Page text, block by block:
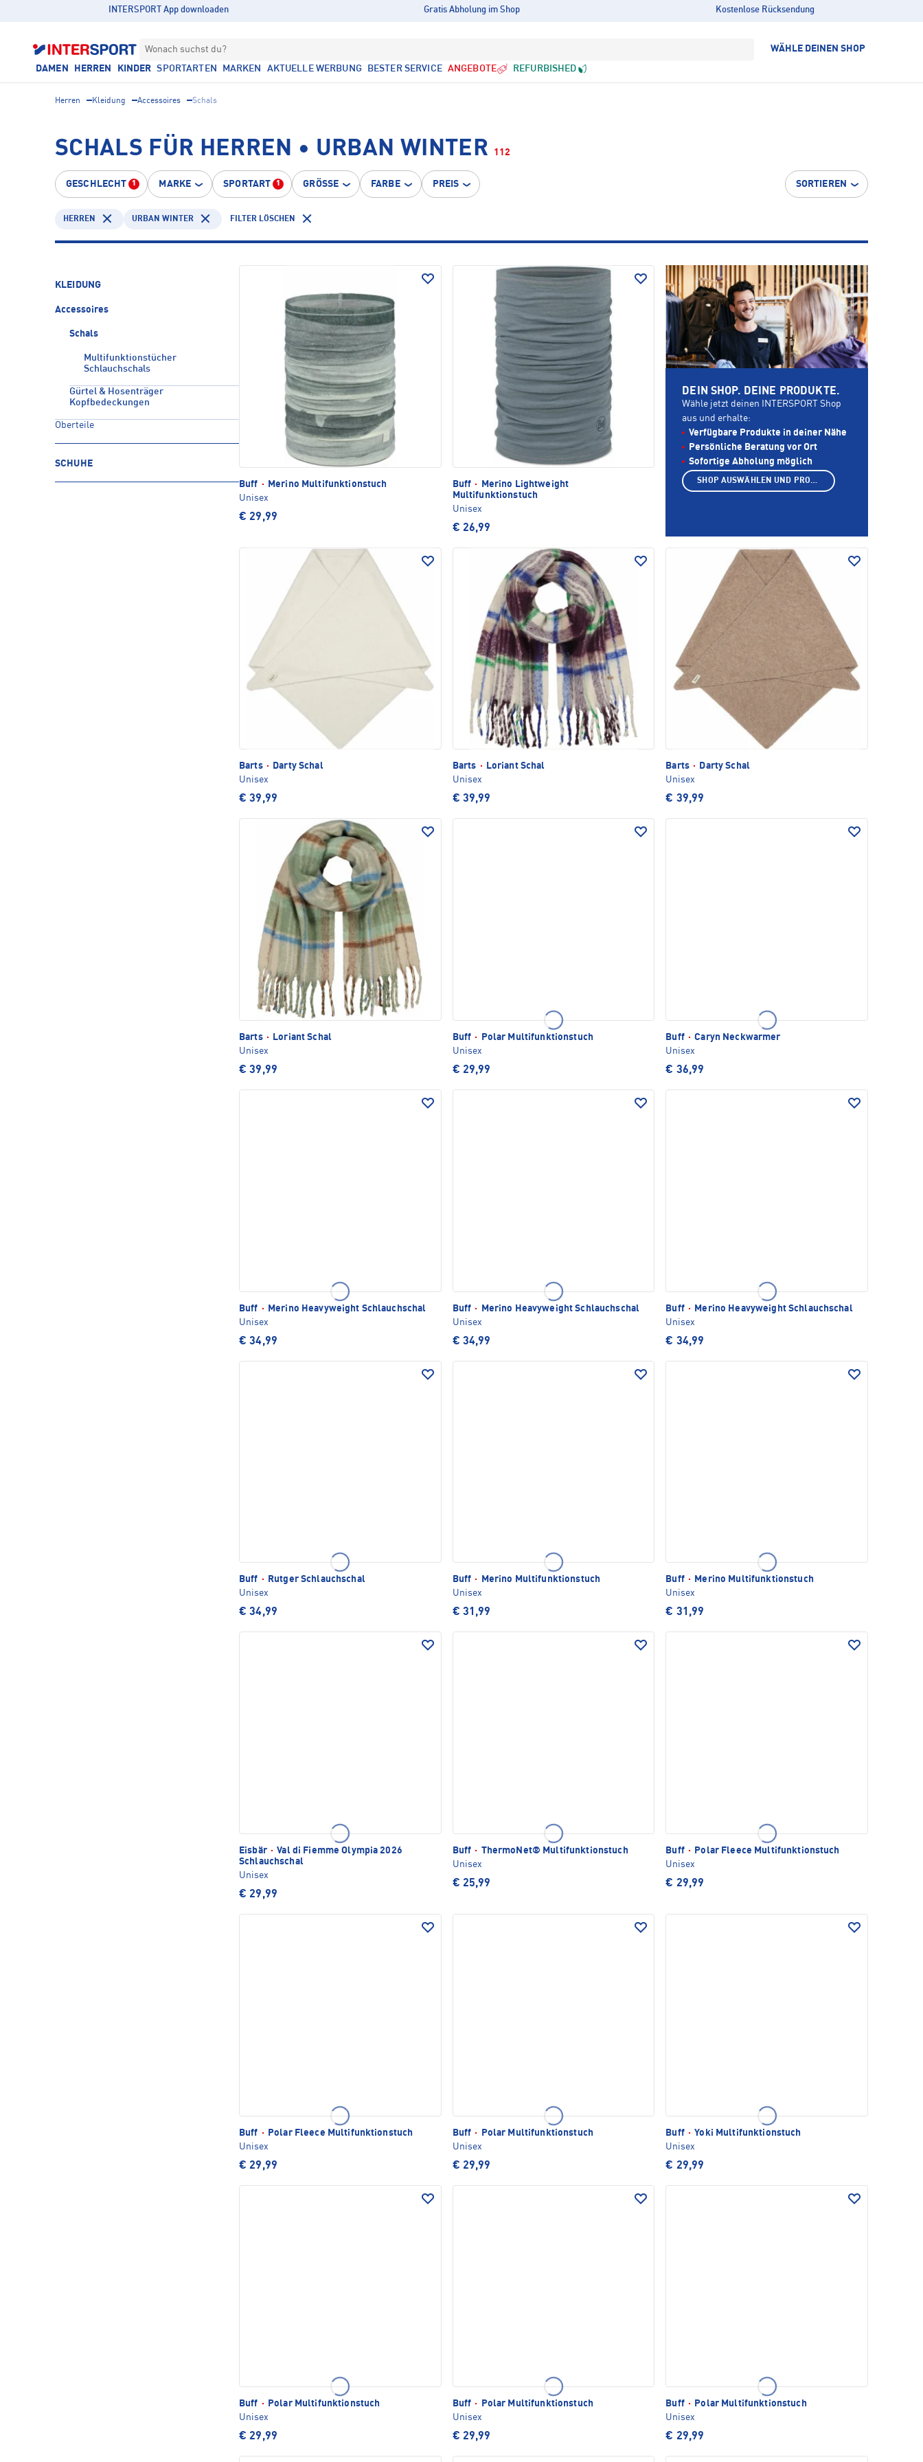
INTERSPORT App downloaden Gratis Abholung im Shop Kostenlose Rücksendung
Wonach suchst du? WÄHLE DEINEN SHOP
DAMEN HERREN KINDER SPORTARTEN MARKEN AKTUELLE WERBUNG BESTER SERVICE ANGEBOTE REFURBISHED
Herren Kleidung Accessoires Schals
SCHALS FÜR HERREN • URBAN WINTER 112
GESCHLECHT 1 MARKE SPORTART 1 GRÖSSE FARBE PREIS SORTIEREN
HERREN URBAN WINTER FILTER LÖSCHEN
KLEIDUNG
Accessoires
Schals
Multifunktionstücher
Schlauchschals
Gürtel & Hosenträger
Kopfbedeckungen
Oberteile
SCHUHE
Buff ·
Merino Multifunktionstuch
Unisex
€ 29,99
Buff ·
Merino Lightweight
Multifunktionstuch
Unisex
€ 26,99
Barts ·
Darty Schal
Unisex
€ 39,99
Barts ·
Loriant Schal
Unisex
€ 39,99
Barts ·
Darty Schal
Unisex
€ 39,99
Barts ·
Loriant Schal
Unisex
€ 39,99
Buff ·
Polar Multifunktionstuch
Unisex
€ 29,99
Buff · Caryn Neckwarmer
Unisex
€ 36,99
Buff ·
Merino Heavyweight Schlauchschal
Unisex
€ 34,99
Buff ·
Merino Heavyweight Schlauchschal
Unisex
€ 34,99
Buff ·
Merino Heavyweight Schlauchschal
Unisex
€ 34,99
Buff ·
Rutger Schlauchschal
Unisex
€ 34,99
Buff ·
Merino Multifunktionstuch
Unisex
€ 31,99
Buff ·
Merino Multifunktionstuch
Unisex
€ 31,99
Eisbär · Val di Fiemme Olympia 2026
Schlauchschal
Unisex
€ 29,99
Buff · ThermoNet® Multifunktionstuch
Unisex
€ 25,99
Buff ·
Polar Fleece Multifunktionstuch
Unisex
€ 29,99
Buff ·
Polar Fleece Multifunktionstuch
Unisex
€ 29,99
Buff ·
Polar Multifunktionstuch
Unisex
€ 29,99
Buff · Yoki Multifunktionstuch
Unisex
€ 29,99
Buff ·
Polar Multifunktionstuch
Unisex
€ 29,99
Buff ·
Polar Multifunktionstuch
Unisex
€ 29,99
Buff ·
Polar Multifunktionstuch
Unisex
€ 29,99
DEIN SHOP. DEINE PRODUKTE.
Wähle jetzt deinen INTERSPORT Shop
aus und erhalte:
Verfügbare Produkte in deiner Nähe
Persönliche Beratung vor Ort
Sofortige Abholung möglich
SHOP AUSWÄHLEN UND PRODUKTE ANZEIGEN